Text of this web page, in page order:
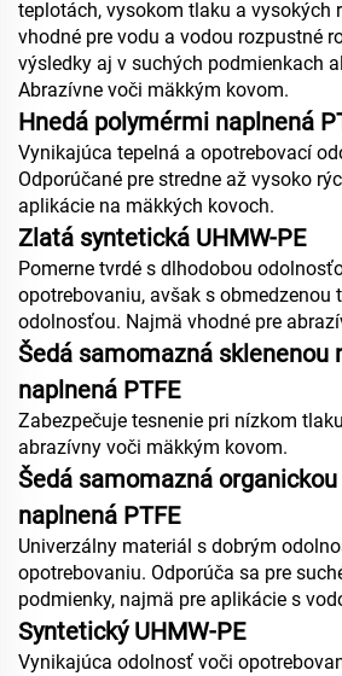
teplotách, vysokom tlaku a vysokých
vhodné pre vodu a vodou rozpustné
výsledky aj v suchých podmienkach
Abrazívne voči mäkkým kovom.
Hnedá polymérmi naplnená
Vynikajúca tepelná a opotrebovací
Odporúčané pre stredne až vysoko
aplikácie na mäkkých kovoch.
Zlatá syntetická UHMW-PE
Pomerne tvrdé s dlhodobou
opotrebovaniu, avšak s obmedzenou
odolnosťou. Najmä vhodné pre
Šedá samomazná sklenenou
naplnená PTFE
Zabezpečuje tesnenie pri nízkom
abrazívny voči mäkkým kovom.
Šedá samomazná
naplnená PTFE
Univerzálny materiál s dobrým
opotrebovaniu. Odporúča sa pre
podmienky, najmä pre aplikácie s
Syntetický UHMW‑PE
Vynikajúca odolnosť voči